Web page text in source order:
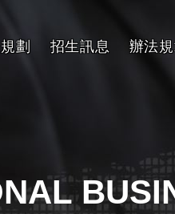
劃 招生訊息 辦法